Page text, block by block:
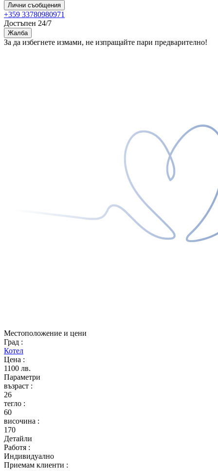
Лични съобщения
+359 33780980971
Достъпен 24/7
Жалба
За да избегнете измами, не изпращайте пари предварително!
Местоположение и цени
Град :
Котел
Цена :
1100 лв.
Параметри
възраст :
26
тегло :
60
височина :
170
Детайли
Работя :
Индивидуално
Приемам клиенти :